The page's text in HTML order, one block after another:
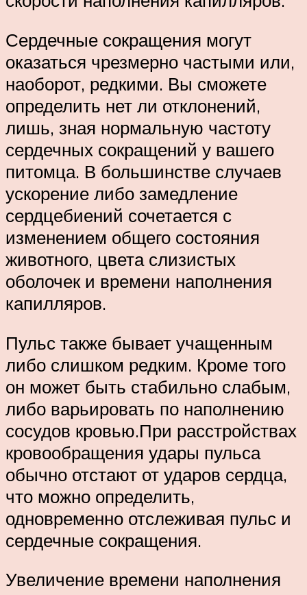
Сердечные сокращения могут
оказаться чрезмерно частыми или,
наоборот, редкими. Вы сможете
определить нет ли отклонений,
лишь, зная нормальную частоту
сердечных сокращений у вашего
питомца. В большинстве случаев
ускорение либо замедление
сердцебиений сочетается с
изменением общего состояния
животного, цвета слизистых
оболочек и времени наполнения
капилляров.
Пульс также бывает учащенным
либо слишком редким. Кроме того
он может быть стабильно слабым,
либо варьировать по наполнению
сосудов кровью.При расстройствах
кровообращения удары пульса
обычно отстают от ударов сердца,
что можно определить,
одновременно отслеживая пульс и
сердечные сокращения.
Увеличение времени наполнения